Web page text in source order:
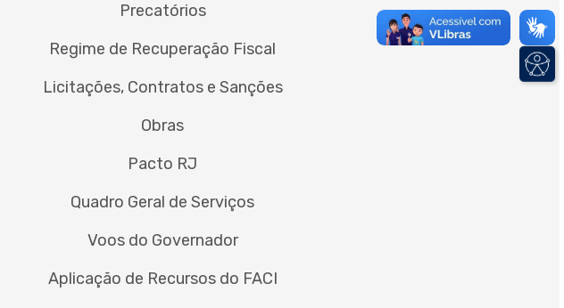
Precatórios
Regime de Recuperação Fiscal
Licitações, Contratos e Sanções
Obras
Pacto RJ
Quadro Geral de Serviços
Voos do Governador
Aplicação de Recursos do FACI